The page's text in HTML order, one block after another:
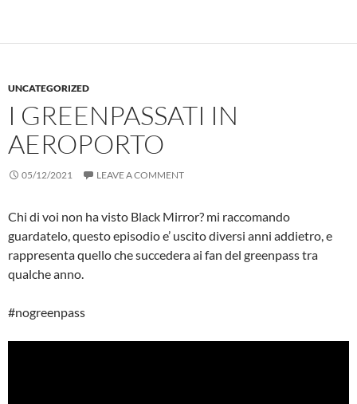
UNCATEGORIZED
I GREENPASSATI IN
AEROPORTO
05/12/2021 LEAVE A COMMENT
Chi di voi non ha visto Black Mirror? mi raccomando
guardatelo, questo episodio e’ uscito diversi anni addietro, e
rappresenta quello che succedera ai fan del greenpass tra
qualche anno.
#nogreenpass